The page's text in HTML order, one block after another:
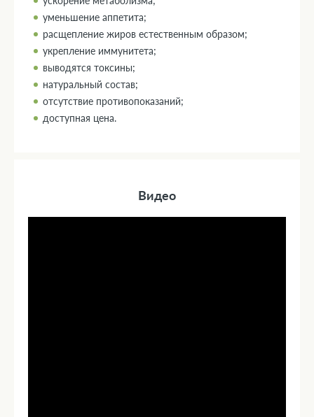
уменьшение аппетита;
расщепление жиров естественным образом;
укрепление иммунитета;
выводятся токсины;
натуральный состав;
отсутствие противопоказаний;
доступная цена.
Видео